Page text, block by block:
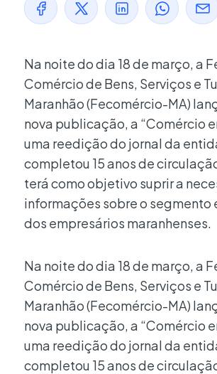
Na noite do dia 18 de março, a
Comércio de Bens, Serviços e
Maranhão (Fecomércio-MA)
nova publicação, a “Comércio
uma reedição do jornal da
completou 15 anos de
terá como objetivo suprir a
informações sobre o segmento
dos empresários maranhenses.
Na noite do dia 18 de março, a
Comércio de Bens, Serviços e
Maranhão (Fecomércio-MA)
nova publicação, a “Comércio
uma reedição do jornal da
completou 15 anos de